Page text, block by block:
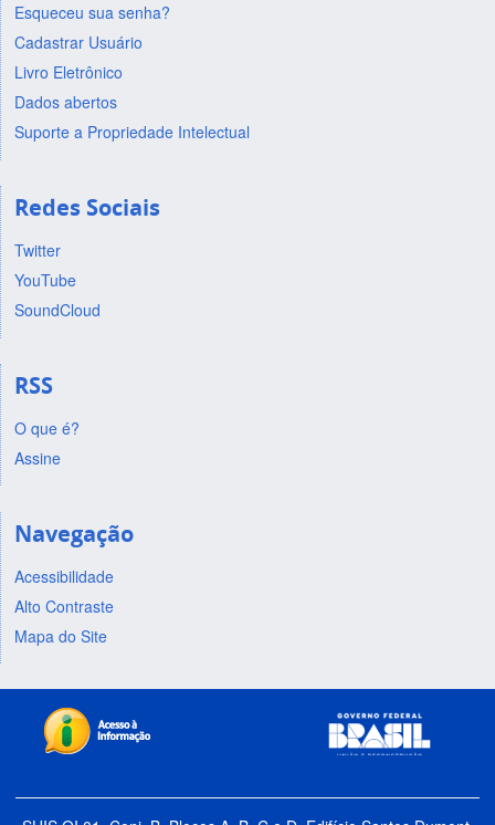
Esqueceu sua senha?
Cadastrar Usuário
Livro Eletrônico
Dados abertos
Suporte a Propriedade Intelectual
Redes Sociais
Twitter
YouTube
SoundCloud
RSS
O que é?
Assine
Navegação
Acessibilidade
Alto Contraste
Mapa do Site